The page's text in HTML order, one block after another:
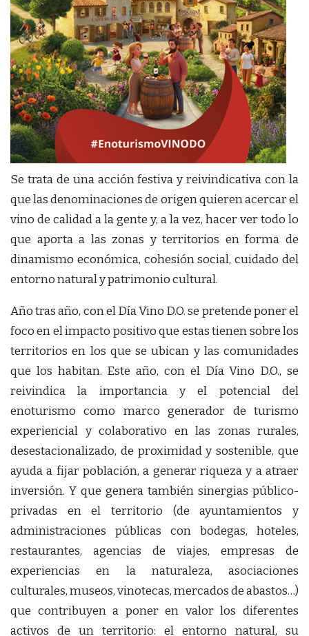
Se trata de una acción festiva y reivindicativa con la
que las denominaciones de origen quieren acercar el
vino de calidad a la gente y, a la vez, hacer ver todo lo
que aporta a las zonas y territorios en forma de
dinamismo económica, cohesión social, cuidado del
entorno natural y patrimonio cultural.
Año tras año, con el Día Vino D.O. se pretende poner el
foco en el impacto positivo que estas tienen sobre los
territorios en los que se ubican y las comunidades
que los habitan. Este año, con el Día Vino D.O., se
reivindica la importancia y el potencial del
enoturismo como marco generador de turismo
experiencial y colaborativo en las zonas rurales,
desestacionalizado, de proximidad y sostenible, que
ayuda a fijar población, a generar riqueza y a atraer
inversión. Y que genera también sinergias público-
privadas en el territorio (de ayuntamientos y
administraciones públicas con bodegas, hoteles,
restaurantes, agencias de viajes, empresas de
experiencias en la naturaleza, asociaciones
culturales, museos, vinotecas, mercados de abastos…)
que contribuyen a poner en valor los diferentes
activos de un territorio: el entorno natural, su